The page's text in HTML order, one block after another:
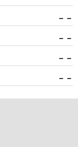
－－
－－
－－
－－